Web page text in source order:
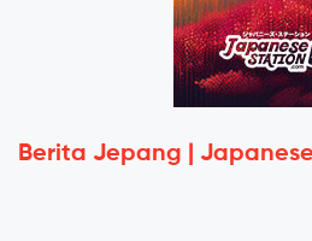
Berita Jepang |